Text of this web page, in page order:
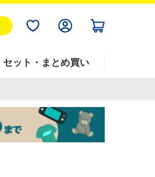
セット・まとめ買い